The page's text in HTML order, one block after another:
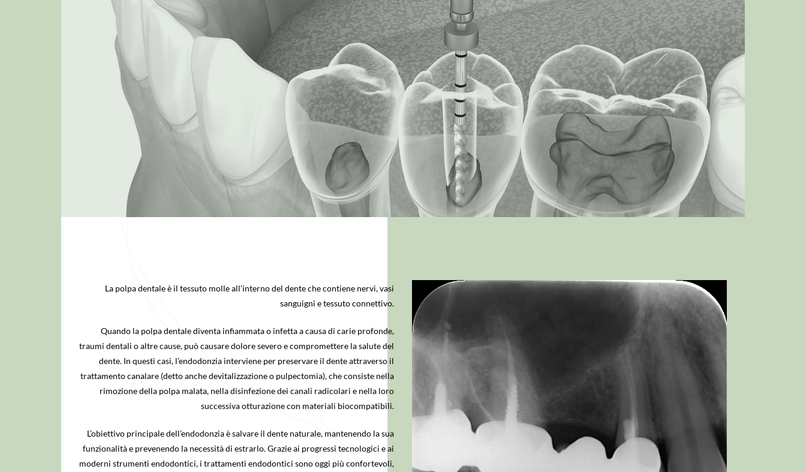
La polpa dentale è il tessuto molle all’interno del dente che contiene nervi, vasi
sanguigni e tessuto connettivo.
Quando la polpa dentale diventa infiammata o infetta a causa di carie profonde,
traumi dentali o altre cause, può causare dolore severo e compromettere la salute del
dente. In questi casi, l’endodonzia interviene per preservare il dente attraverso il
trattamento canalare (detto anche devitalizzazione o pulpectomia), che consiste nella
rimozione della polpa malata, nella disinfezione dei canali radicolari e nella loro
successiva otturazione con materiali biocompatibili.
L’obiettivo principale dell’endodonzia è salvare il dente naturale, mantenendo la sua
funzionalità e prevenendo la necessità di estrarlo. Grazie ai progressi tecnologici e ai
moderni strumenti endodontici, i trattamenti endodontici sono oggi più confortevoli,